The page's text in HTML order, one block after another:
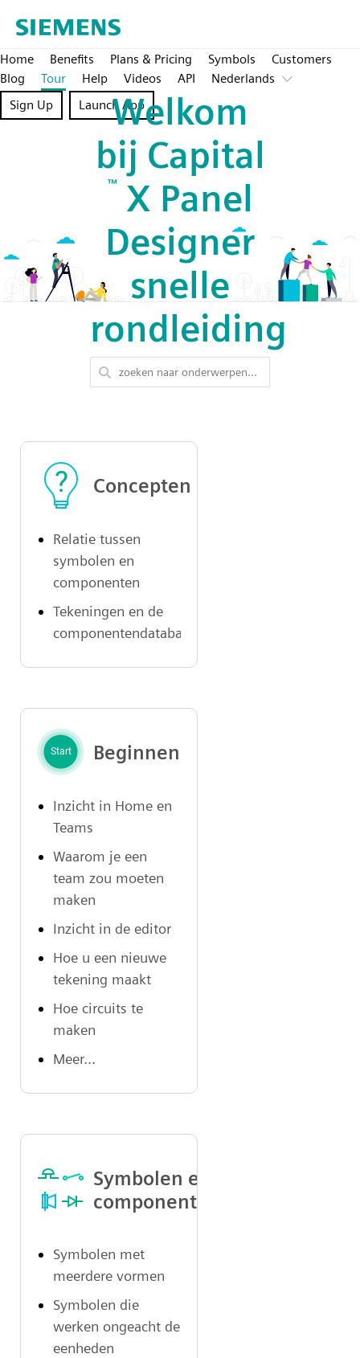
Home Benefits Plans & Pricing Symbols
Customers
Blog
Tour Help Videos API
Nederlands
Sign Up
Launch AppWelkom
bij Capital
™
X Panel
Designer
snelle
rondleiding
Concepten
Relatie tussen
symbolen en
componenten
Tekeningen en de
componentendatabase
Beginnen
Inzicht in Home en
Teams
Waarom je een
team zou moeten
maken
Inzicht in de editor
Hoe u een nieuwe
tekening maakt
Hoe circuits te
maken
Meer...
Symbolen en
componenten
Symbolen met
meerdere vormen
Symbolen die
werken ongeacht de
eenheden